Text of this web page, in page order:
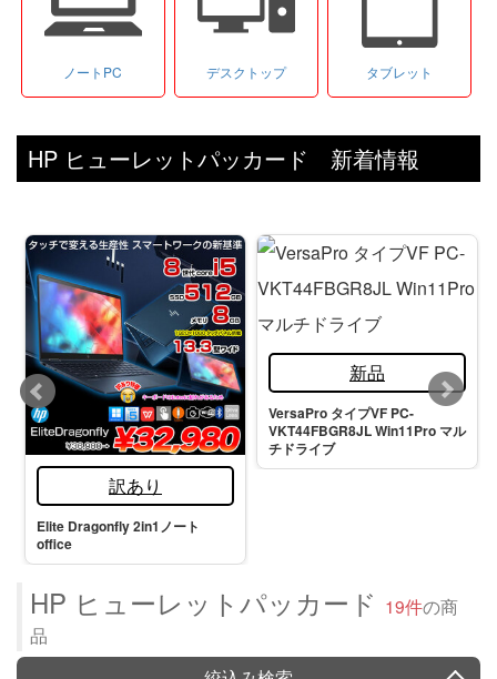
ノートPC デスクトップ タブレット
HP ヒューレットパッカード 新着情報
訳あり
Elite Dragonfly 2in1ノート
office
新品
VersaPro タイプVF PC-
VKT44FBGR8JL Win11Pro マル
チドライブ
HP ヒューレットパッカード 19件の商
品